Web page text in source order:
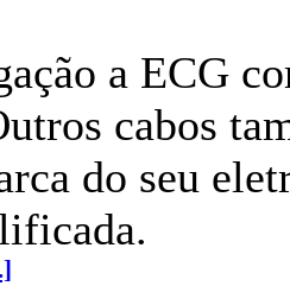
a ECG
cabos
do seu